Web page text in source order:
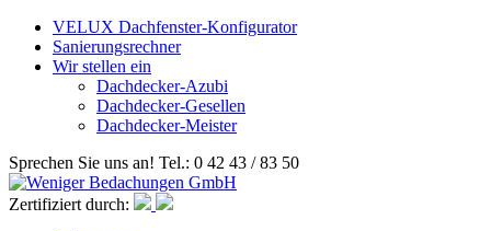
VELUX Dachfenster-Konfigurator
Sanierungsrechner
Wir stellen ein
Dachdecker-Azubi
Dachdecker-Gesellen
Dachdecker-Meister
Sprechen Sie uns an! Tel.: 0 42 43 / 83 50
Zertifiziert durch: